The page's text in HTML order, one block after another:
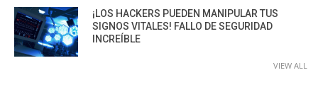
¡LOS HACKERS PUEDEN MANIPULAR TUS
SIGNOS VITALES! FALLO DE SEGURIDAD
INCREÍBLE
VIEW ALL